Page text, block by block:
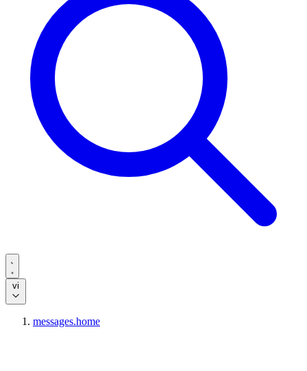
vi
messages.home